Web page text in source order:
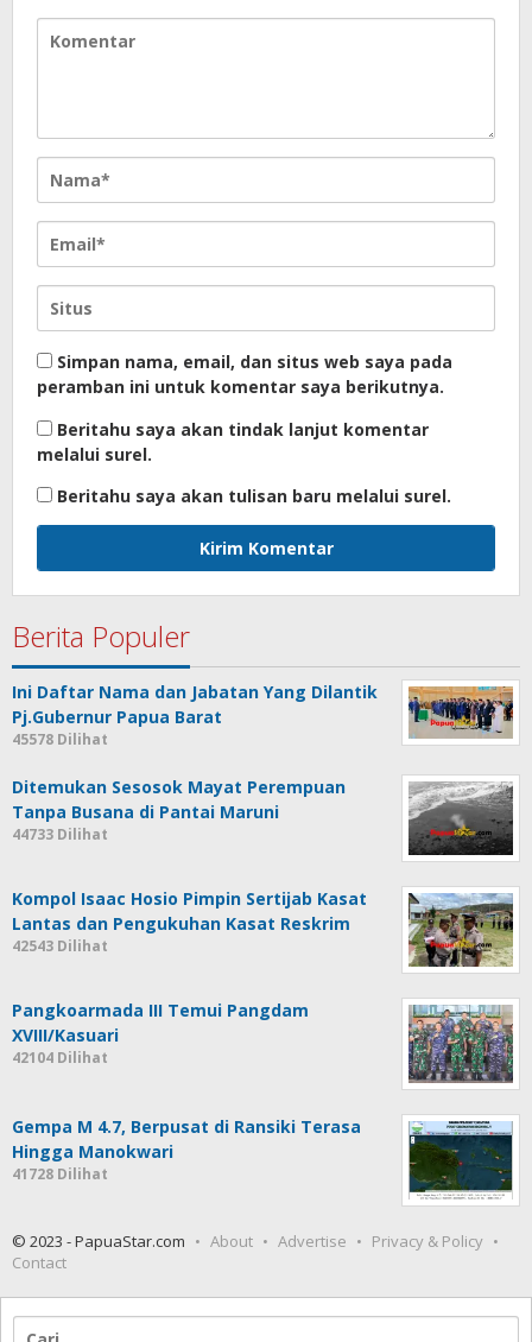
Simpan nama, email, dan situs web saya pada
peramban ini untuk komentar saya berikutnya.
Beritahu saya akan tindak lanjut komentar
melalui surel.
Beritahu saya akan tulisan baru melalui surel.
Berita Populer
Ini Daftar Nama dan Jabatan Yang Dilantik
Pj.Gubernur Papua Barat
45578 Dilihat
Ditemukan Sesosok Mayat Perempuan
Tanpa Busana di Pantai Maruni
44733 Dilihat
Kompol Isaac Hosio Pimpin Sertijab Kasat
Lantas dan Pengukuhan Kasat Reskrim
42543 Dilihat
Pangkoarmada III Temui Pangdam
XVIII/Kasuari
42104 Dilihat
Gempa M 4.7, Berpusat di Ransiki Terasa
Hingga Manokwari
41728 Dilihat
© 2023 - PapuaStar.com About Advertise
Privacy & Policy
Contact